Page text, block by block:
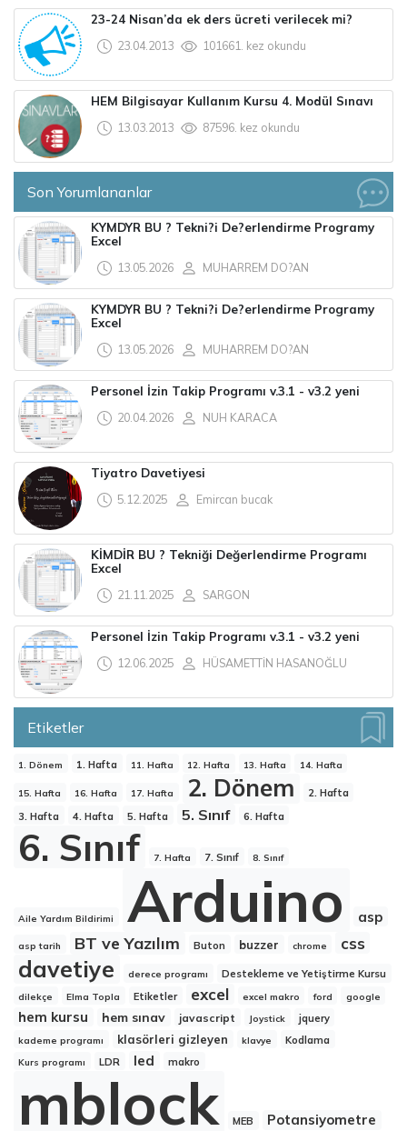
23-24 Nisan’da ek ders ücreti verilecek mi?
23.04.2013
101661. kez okundu
HEM Bilgisayar Kullanım Kursu 4. Modül Sınavı
13.03.2013
87596. kez okundu
Son Yorumlananlar
KYMDYR BU ? Tekni?i De?erlendirme Programy
Excel
13.05.2026
MUHARREM DO?AN
KYMDYR BU ? Tekni?i De?erlendirme Programy
Excel
13.05.2026
MUHARREM DO?AN
Personel İzin Takip Programı v.3.1 - v3.2 yeni
20.04.2026
NUH KARACA
Tiyatro Davetiyesi
5.12.2025
Emircan bucak
KİMDİR BU ? Tekniği Değerlendirme Programı
Excel
21.11.2025
SARGON
Personel İzin Takip Programı v.3.1 - v3.2 yeni
12.06.2025
HÜSAMETTİN HASANOĞLU
Etiketler
1. Dönem 1. Hafta 11. Hafta 12. Hafta 13. Hafta 14. Hafta
15. Hafta 16. Hafta 17. Hafta 2. Dönem
2. Hafta
3. Hafta
4. Hafta 5. Hafta 5. Sınıf 6. Hafta
6. Sınıf 7. Hafta 7. Sınıf 8. Sınıf
Aile Yardım Bildirimi Arduino asp
asp tarih BT ve Yazılım Buton buzzer chrome css
davetiye derece programı Destekleme ve Yetiştirme Kursu
dilekçe Elma Topla Etiketler excel excel makro ford google
hem kursu hem sınav javascript Joystick jquery
kademe programı klasörleri gizleyen klavye Kodlama
Kurs programı LDR led makro
mblock MEB Potansiyometre